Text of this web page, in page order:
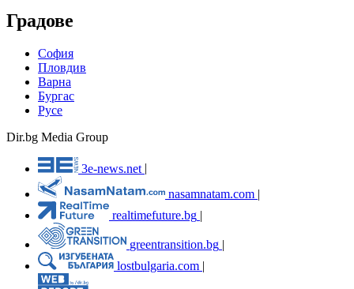
Градове
София
Пловдив
Варна
Бургас
Русе
Dir.bg Media Group
3e-news.net
nasamnatam.com |
realtimefuture.bg |
greentransition.bg |
lostbulgaria.com |